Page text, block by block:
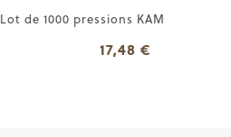
Lot de 1000 pressions KAM
17,48 €